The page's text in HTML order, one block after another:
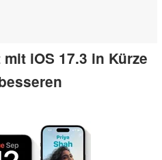
iOS 17.3 in Kürze